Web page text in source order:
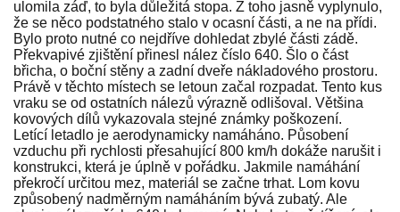
ulomila záď, to byla důležitá stopa. Z toho jasně vyplynulo,
že se něco podstatného stalo v ocasní části, a ne na přídi.
Bylo proto nutné co nejdříve dohledat zbylé části zádě.
Překvapivé zjištění přinesl nález číslo 640. Šlo o část
břicha, o boční stěny a zadní dveře nákladového prostoru.
Právě v těchto místech se letoun začal rozpadat. Tento kus
vraku se od ostatních nálezů výrazně odlišoval. Většina
kovových dílů vykazovala stejné známky poškození.
Letící letadlo je aerodynamicky namáháno. Působení
vzduchu při rychlosti přesahující 800 km/h dokáže narušit i
konstrukci, která je úplně v pořádku. Jakmile namáhání
překročí určitou mez, materiál se začne trhat. Lom kovu
způsobený nadměrným namáháním bývá zubatý. Ale